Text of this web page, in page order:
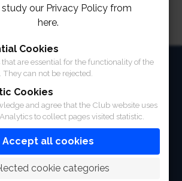
HOME
ABOUT
FACILITIES
SPORTS
RACING
our Privacy Policy from
here.
Cookies
that are essential for the functionality of the
They can not be rejected.
Cookies
and agree that the Club website uses
to collect pages visited statistic.
Accept all cookies
cookie categories